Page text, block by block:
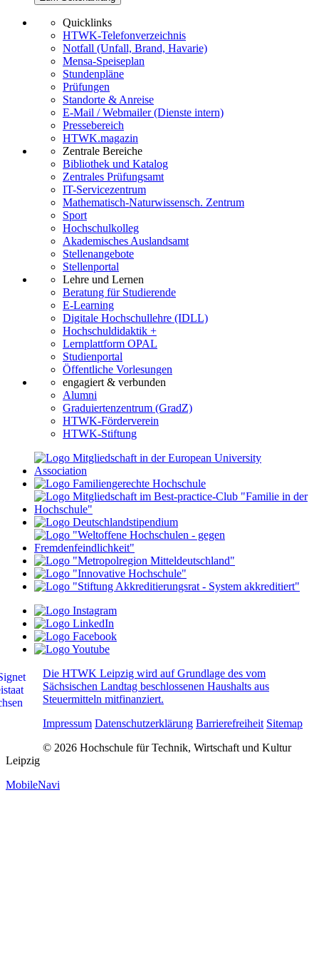
Quicklinks
HTWK-Telefonverzeichnis
Notfall (Unfall, Brand, Havarie)
Mensa-Speiseplan
Stundenpläne
Prüfungen
Standorte & Anreise
E-Mail / Webmailer (Dienste intern)
Pressebereich
HTWK.magazin
Zentrale Bereiche
Bibliothek und Katalog
Zentrales Prüfungsamt
IT-Servicezentrum
Mathematisch-Naturwissensch. Zentrum
Sport
Hochschulkolleg
Akademisches Auslandsamt
Stellenangebote
Stellenportal
Lehre und Lernen
Beratung für Studierende
E-Learning
Digitale Hochschullehre (IDLL)
Hochschuldidaktik +
Lernplattform OPAL
Studienportal
Öffentliche Vorlesungen
engagiert & verbunden
Alumni
Graduiertenzentrum (GradZ)
HTWK-Förderverein
HTWK-Stiftung
Die HTWK Leipzig wird auf Grundlage des vom
Sächsischen Landtag beschlossenen Haushalts aus
Steuermitteln mitfinanziert.
Impressum Datenschutzerklärung Barrierefreiheit Sitemap
© 2026 Hochschule für Technik, Wirtschaft und Kultur
Leipzig
MobileNavi